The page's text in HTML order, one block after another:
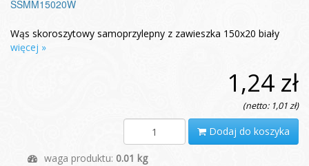
SSMM15020W
Wąs skoroszytowy samoprzylepny z zawieszka 150x20 biały
więcej »
1,24 zł
(netto: 1,01 zł)
Dodaj do koszyka
waga produktu: 0.01 kg